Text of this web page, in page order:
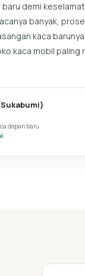
demi
banyak,
kaca
kaca mobil paling
depan baru